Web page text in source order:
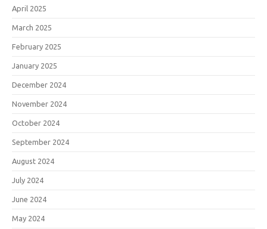
April 2025
March 2025
February 2025
January 2025
December 2024
November 2024
October 2024
September 2024
August 2024
July 2024
June 2024
May 2024